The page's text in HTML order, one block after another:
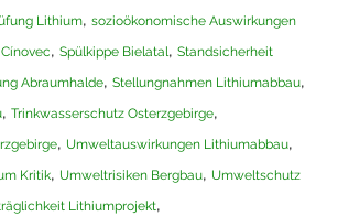
Lithium, sozioökonomische Auswirkungen
, Spülkippe Bielatal, Standsicherheit
Abraumhalde, Stellungnahmen Lithiumabbau,
, Trinkwasserschutz Osterzgebirge,
, Umweltauswirkungen Lithiumabbau,
Kritik, Umweltrisiken Bergbau, Umweltschutz
Lithiumprojekt,